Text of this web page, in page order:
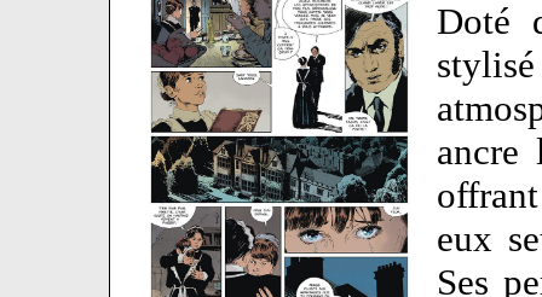
Doté
ancre
eux
Ses